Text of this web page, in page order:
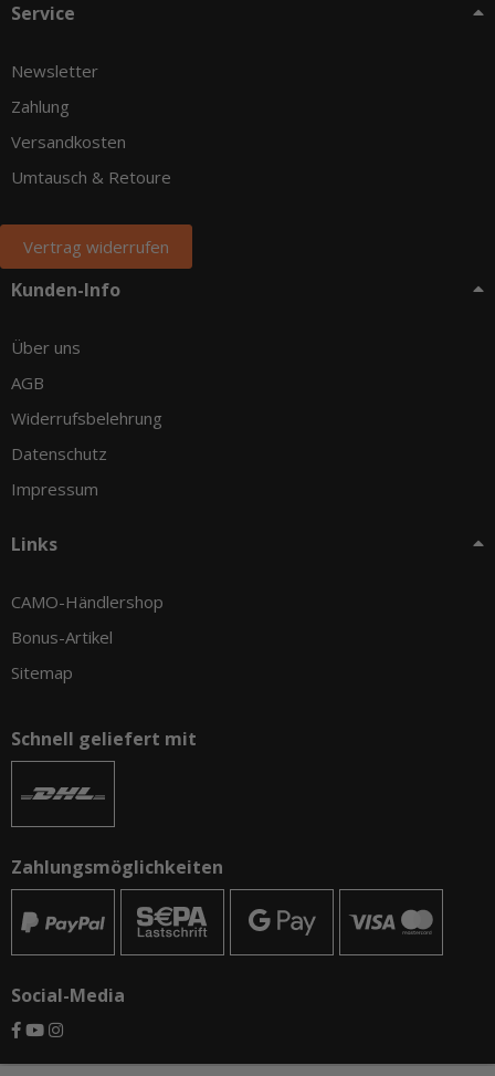
Service
Newsletter
Zahlung
Versandkosten
Umtausch & Retoure
Vertrag widerrufen
Kunden-Info
Über uns
AGB
Widerrufsbelehrung
Datenschutz
Impressum
Links
CAMO-Händlershop
Bonus-Artikel
Sitemap
Schnell geliefert mit
Zahlungsmöglichkeiten
Social-Media